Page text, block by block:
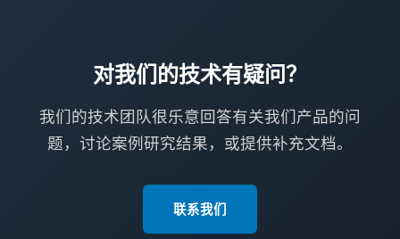
对我们的技术有疑问？
我们的技术团队很乐意回答有关我们产品的问
题，讨论案例研究结果，或提供补充文档。
联系我们